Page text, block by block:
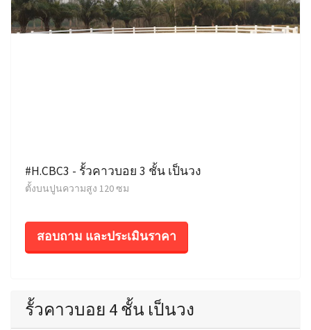
#H.CBC3 - รั้วคาวบอย 3 ชั้น เป็นวง
ตั้งบนปูนความสูง 120 ซม
สอบถาม และประเมินราคา
รั้วคาวบอย 4 ชั้น เป็นวง